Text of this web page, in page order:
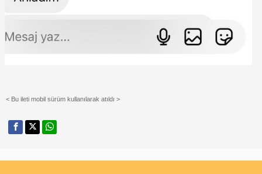
< Bu ileti mobil sürüm kullanılarak atıldı >